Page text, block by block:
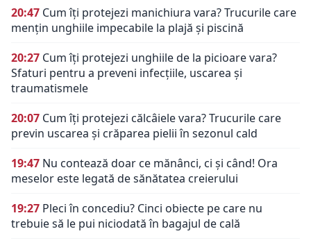
20:47 Cum îți protejezi manichiura vara? Trucurile care
mențin unghiile impecabile la plajă și piscină
20:27 Cum îți protejezi unghiile de la picioare vara?
Sfaturi pentru a preveni infecțiile, uscarea și
traumatismele
20:07 Cum îți protejezi călcâiele vara? Trucurile care
previn uscarea și crăparea pielii în sezonul cald
19:47 Nu contează doar ce mănânci, ci și când! Ora
meselor este legată de sănătatea creierului
19:27 Pleci în concediu? Cinci obiecte pe care nu
trebuie să le pui niciodată în bagajul de cală